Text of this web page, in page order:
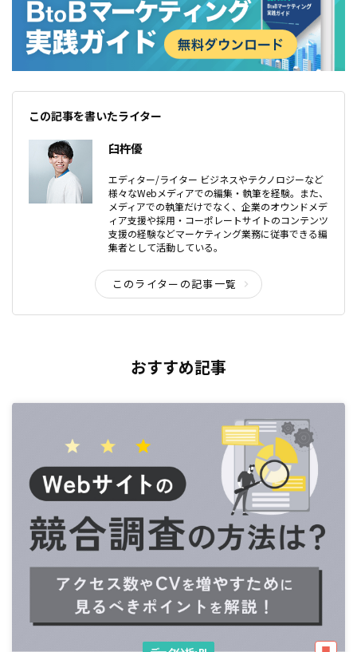
この記事を書いたライター
臼杵優
エディター/ライター ビジネスやテクノロジーなど
様々なWebメディアでの編集・執筆を経験。また、
メディアでの執筆だけでなく、企業のオウンドメデ
ィア支援や採用・コーポレートサイトのコンテンツ
支援の経験などマーケティング業務に従事できる編
集者として活動している。
このライターの記事一覧
おすすめ記事